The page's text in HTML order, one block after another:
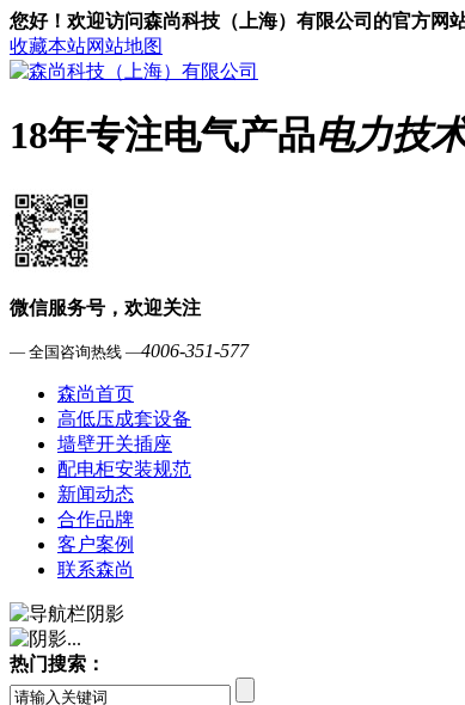
您好！欢迎访问森尚科技（上海）有限公司的官方网
收藏本站网站地图
18年专注电气产品电力技
微信服务号，欢迎关注
— 全国咨询热线 —4006-351-577
森尚首页
高低压成套设备
墙壁开关插座
配电柜安装规范
新闻动态
合作品牌
客户案例
联系森尚
热门搜索：